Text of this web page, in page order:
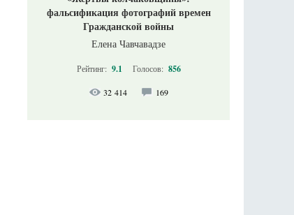
фальсификация фотографий времен
Гражданской войны
Елена Чавчавадзе
Рейтинг: 9.1 Голосов: 856
32 414 169